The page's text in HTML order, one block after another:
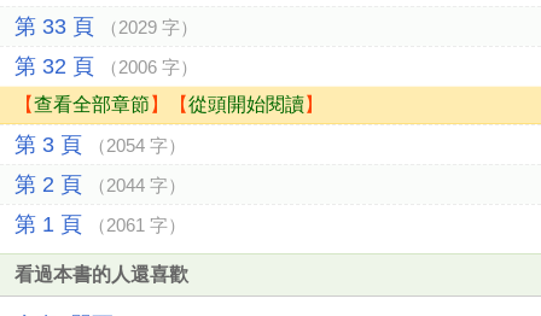
第 33 頁 （2029 字）
第 32 頁 （2006 字）
【查看全部章節 】【從頭開始閱讀】
第 3 頁 （2054 字）
第 2 頁 （2044 字）
第 1 頁 （2061 字）
看過本書的人還喜歡